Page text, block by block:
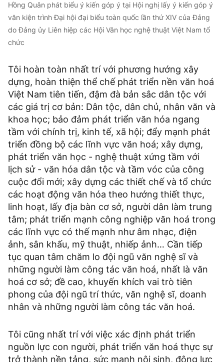
Hồng Quân phát biểu ý kiến góp ý tại Hội nghị lấy ý kiến góp ý
văn kiện trình Đại hội đại biểu toàn quốc lần thứ XIV của Đảng
do Đảng ủy Liên hiệp các Hội Văn học nghệ thuật Việt Nam tổ
chức
Tôi hoàn toàn nhất trí với phương hướng xây
dựng, hoàn thiện thể chế phát triển nền văn hoá
Việt Nam tiên tiến, đậm đà bản sắc dân tộc với
các giá trị cơ bản: Dân tộc, dân chủ, nhân văn và
khoa học; bảo đảm phát triển văn hóa ngang
tầm với chính trị, kinh tế, xã hội; đẩy mạnh phát
triển đồng bộ các lĩnh vực văn hoá; xây dựng,
phát triển văn học - nghệ thuật xứng tầm với
lịch sử - văn hóa dân tộc và tầm vóc của công
cuộc đổi mới; xây dựng các thiết chế và tổ chức
các hoạt động văn hóa theo hướng thiết thực,
linh hoạt, lấy địa bàn cơ sở, người dân làm trung
tâm; phát triển mạnh công nghiệp văn hoá trong
các lĩnh vực có thế mạnh như âm nhạc, điện
ảnh, sân khấu, mỹ thuật, nhiếp ảnh… Cần tiếp
tục quan tâm chăm lo đội ngũ văn nghệ sĩ và
những người làm công tác văn hoá, nhất là văn
hoá cơ sở; đề cao, khuyến khích vai trò tiên
phong của đội ngũ trí thức, văn nghệ sĩ, doanh
nhân và những người làm công tác văn hoá.
Tôi cũng nhất trí với việc xác định phát triển
nguồn lực con người, phát triển văn hoá thực sự
trở thành nền tảng, sức mạnh nội sinh, động lực